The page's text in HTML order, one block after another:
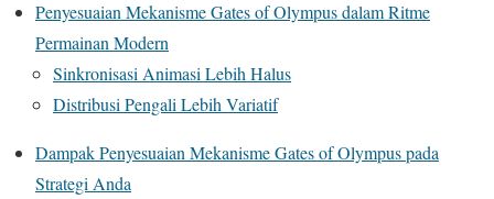
Penyesuaian Mekanisme Gates of Olympus dalam Ritme
Permainan Modern
Sinkronisasi Animasi Lebih Halus
Distribusi Pengali Lebih Variatif
Dampak Penyesuaian Mekanisme Gates of Olympus pada
Strategi Anda